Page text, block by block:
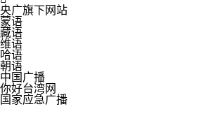
央广旗下网站
蒙语
藏语
维语
哈语
朝语
中国广播
你好台湾网
国家应急广播